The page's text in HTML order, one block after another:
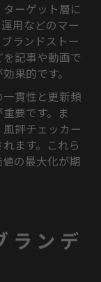
ーゲット層に
用などのマー
ランドストー
記事や動画で
果的です。
貫性と更新頻
要です。ま
評チェッカー
ます。これら
の最大化が期
ランデ